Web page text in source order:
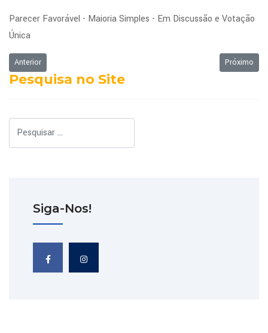
Parecer Favorável - Maioria Simples - Em Discussão e Votação
Única
Artigo anterior: Ordem do Dia - 06/03/2022
Anterior Próximo
Próximo
Pesquisa no Site
Siga-Nos!